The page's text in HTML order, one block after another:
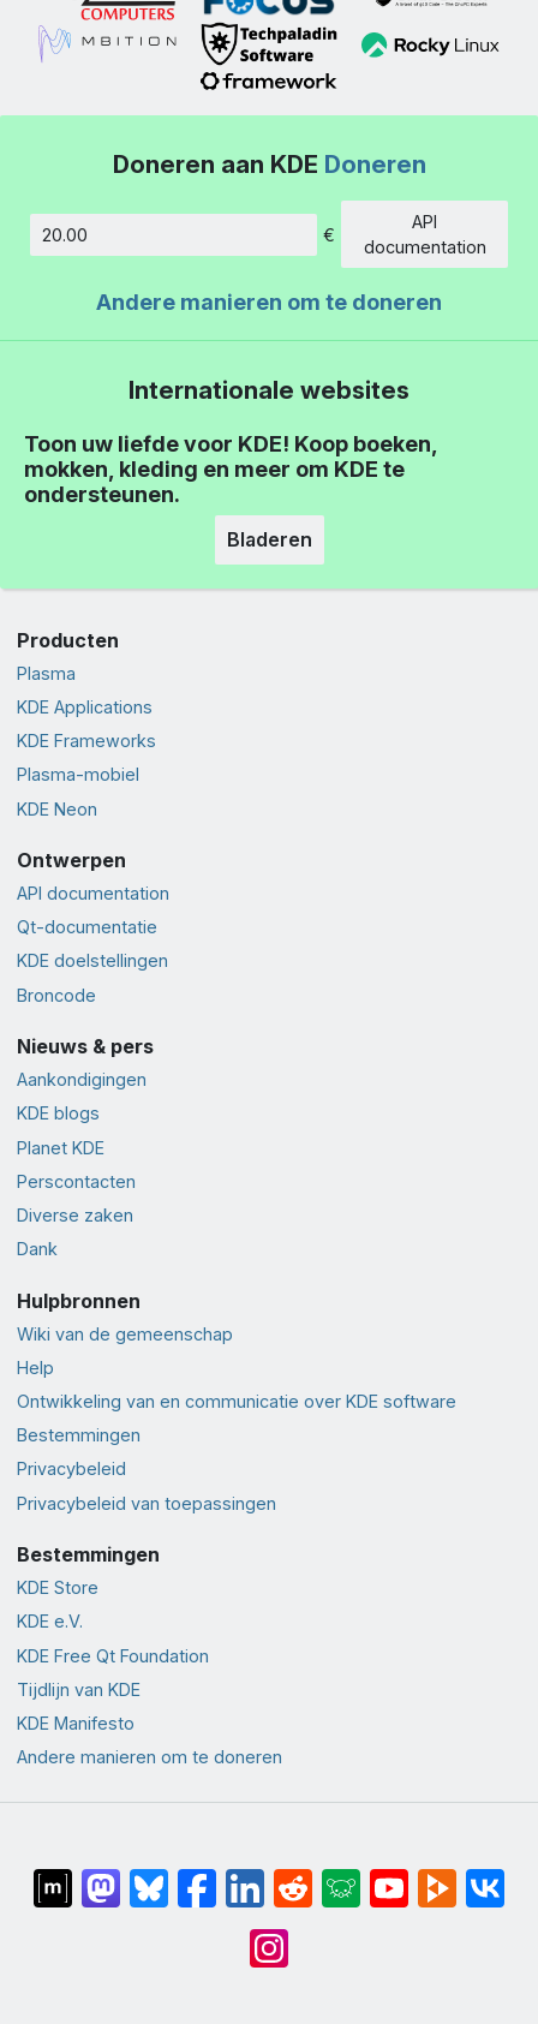
Doneren aan KDE Doneren
Hoeveelheid
€
API
documentation
Andere manieren om te doneren
Internationale websites
Toon uw liefde voor KDE! Koop boeken,
mokken, kleding en meer om KDE te
ondersteunen.
Bladeren
Producten
Plasma
KDE Applications
KDE Frameworks
Plasma-mobiel
KDE Neon
Ontwerpen
API documentation
Qt-documentatie
KDE doelstellingen
Broncode
Nieuws & pers
Aankondigingen
KDE blogs
Planet KDE
Perscontacten
Diverse zaken
Dank
Hulpbronnen
Wiki van de gemeenschap
Help
Ontwikkeling van en communicatie over KDE software
Bestemmingen
Privacybeleid
Privacybeleid van toepassingen
Bestemmingen
KDE Store
KDE e.V.
KDE Free Qt Foundation
Tijdlijn van KDE
KDE Manifesto
Andere manieren om te doneren